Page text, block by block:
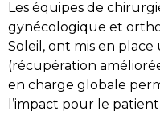
Les équipes de
gynécologique et
Soleil, ont mis en
(récupération
en charge globale
l’impact pour le